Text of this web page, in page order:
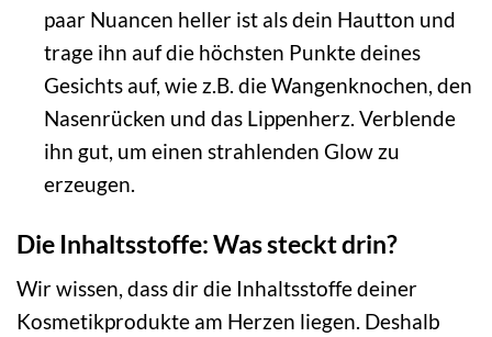
paar Nuancen heller ist als dein Hautton und
trage ihn auf die höchsten Punkte deines
Gesichts auf, wie z.B. die Wangenknochen, den
Nasenrücken und das Lippenherz. Verblende
ihn gut, um einen strahlenden Glow zu
erzeugen.
Die Inhaltsstoffe: Was steckt drin?
Wir wissen, dass dir die Inhaltsstoffe deiner
Kosmetikprodukte am Herzen liegen. Deshalb